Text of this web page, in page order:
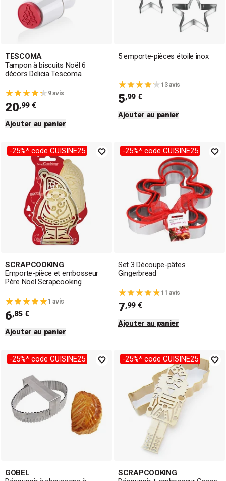
TESCOMA
Tampon à biscuits Noël 6
décors Delicia Tescoma
9 avis
20,99 €
Ajouter au panier
5 emporte-pièces étoile inox
13 avis
5,99 €
Ajouter au panier
-25%* code CUISINE25
SCRAPCOOKING
Emporte-pièce et embosseur
Père Noël Scrapcooking
1 avis
6,85 €
Ajouter au panier
-25%* code CUISINE25
Set 3 Découpe-pâtes
Gingerbread
11 avis
7,99 €
Ajouter au panier
-25%* code CUISINE25
GOBEL
-25%* code CUISINE25
SCRAPCOOKING